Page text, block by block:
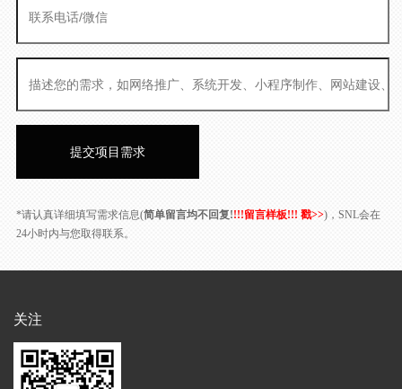
*请认真详细填写需求信息(简单留言均不回复!!!!留言样板!!! 戳>>)，SNL会在
24小时内与您取得联系。
关注